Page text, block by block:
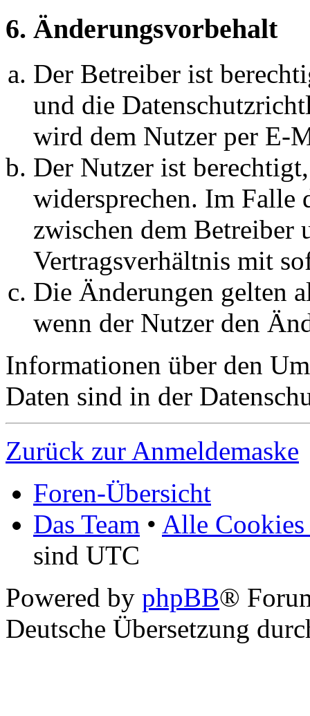
6. Änderungsvorbehalt
Der Betreiber ist
und die
wird dem Nutzer per E-
Der Nutzer ist
widersprechen. Im Falle
zwischen dem Betreiber
Vertragsverhältnis mit
Die Änderungen gelten
wenn der Nutzer den
Informationen über den
Daten sind in der
Zurück zur Anmeldemaske
Foren-Übersicht
Das Team • Alle Cookies
sind UTC
Powered by phpBB®
Deutsche Übersetzung